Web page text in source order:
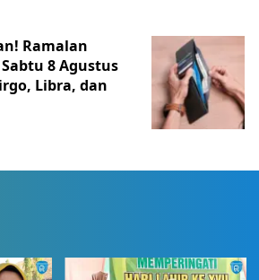
Ramalan
8 Agustus
Libra, dan